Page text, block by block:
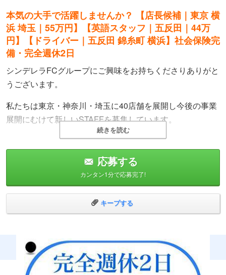
本気の大手で活躍しませんか？ 【店長候補｜東京 横
浜 埼玉｜55万円】【英語スタッフ｜五反田｜44万
円】【ドライバー｜五反田 錦糸町 横浜】社会保険完
備・完全週休2日
シンデレラFCグループにご興味をお持ちくださりありがと
うございます。
私たちは東京・神奈川・埼玉に40店舗を展開し今後の事業
展開にむけて新しいSTAFFを募集しています。
入社後はまずは「接客」、そして「WEB宣伝媒体の更新・
企画」「女性管理」へと仕事の幅を習得度合いに応じてお
ひととおりの業務ができるようになり、売上で実績を出
し、部下育成でも実績を出し、役職者としての階段を登っ
た先には「グループの役員」になるか「独立・起業」する
良い仲間たちと支え合い、笑い合いながら、頑張っていき
ませんか？
続きを読む
応募する
カンタン1分で応募完了!
キープする